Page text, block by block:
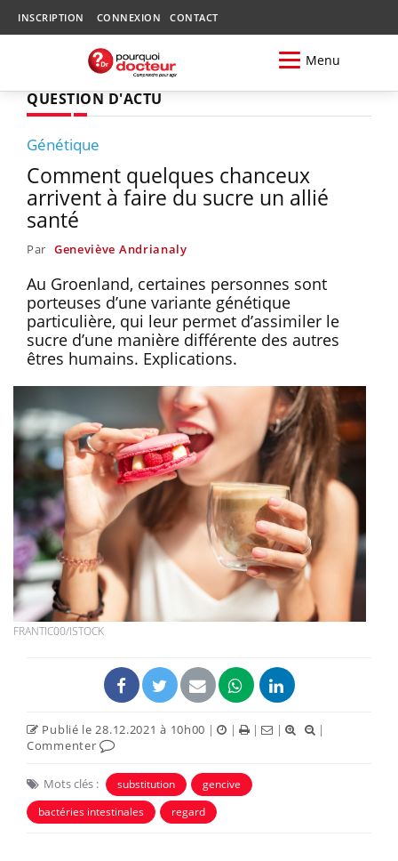
INSCRIPTION CONNEXION CONTACT
Menu
QUESTION D'ACTU
Génétique
Comment quelques chanceux
arrivent à faire du sucre un allié
santé
Par Geneviève Andrianaly
Au Groenland, certaines personnes sont
porteuses d’une variante génétique
particulière, qui leur permet d’assimiler le
sucre d’une manière différente des autres
êtres humains. Explications.
FRANTIC00/ISTOCK
Publié le 28.12.2021 à 10h00 | | | |
|
Commenter
Mots clés : substitution
gencive
bactéries intestinales
regard